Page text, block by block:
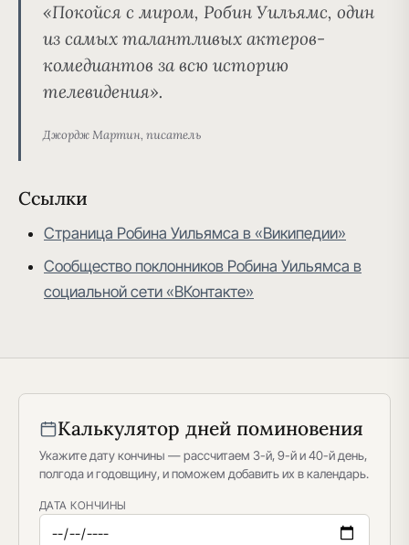
«Покойся с миром, Робин Уильямс, один
из самых талантливых актеров-
комедиантов за всю историю
телевидения».
Джордж Мартин, писатель
Ссылки
Страница Робина Уильямса в «Википедии»
Сообщество поклонников Робина Уильямса в
социальной сети «ВКонтакте»
Калькулятор дней поминовения
Укажите дату кончины — рассчитаем 3-й, 9-й и 40-й день,
полгода и годовщину, и поможем добавить их в календарь.
ДАТА КОНЧИНЫ